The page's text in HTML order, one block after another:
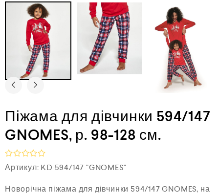
Піжама для дівчинки 594/147
GNOMES, р. 98-128 см.
О
ц
н
Артикул: KD 594/147 "GNOMES"
Новорічна піжама для дівчинки 594/147 GNOMES, на